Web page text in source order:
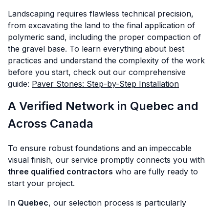
Landscaping requires flawless technical precision,
from excavating the land to the final application of
polymeric sand, including the proper compaction of
the gravel base. To learn everything about best
practices and understand the complexity of the work
before you start, check out our comprehensive
guide: Paver Stones: Step-by-Step Installation
A Verified Network in Quebec and
Across Canada
To ensure robust foundations and an impeccable
visual finish, our service promptly connects you with
three qualified contractors who are fully ready to
start your project.
In Quebec, our selection process is particularly